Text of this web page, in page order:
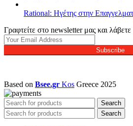
Rational: Ηγέτης στην
Γραφτείτε στο newsletter μας και
Subscribe
Based on Bsee.gr Kos Greece 2025
Search
Search